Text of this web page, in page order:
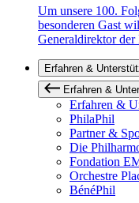
Um unsere 100.
besonderen Gast
Generaldirektor der
Erfahren &
Erfahren &
Erfahren &
PhilaPhil
Partner &
Die
Fondation
Orchestre
BénéPhil